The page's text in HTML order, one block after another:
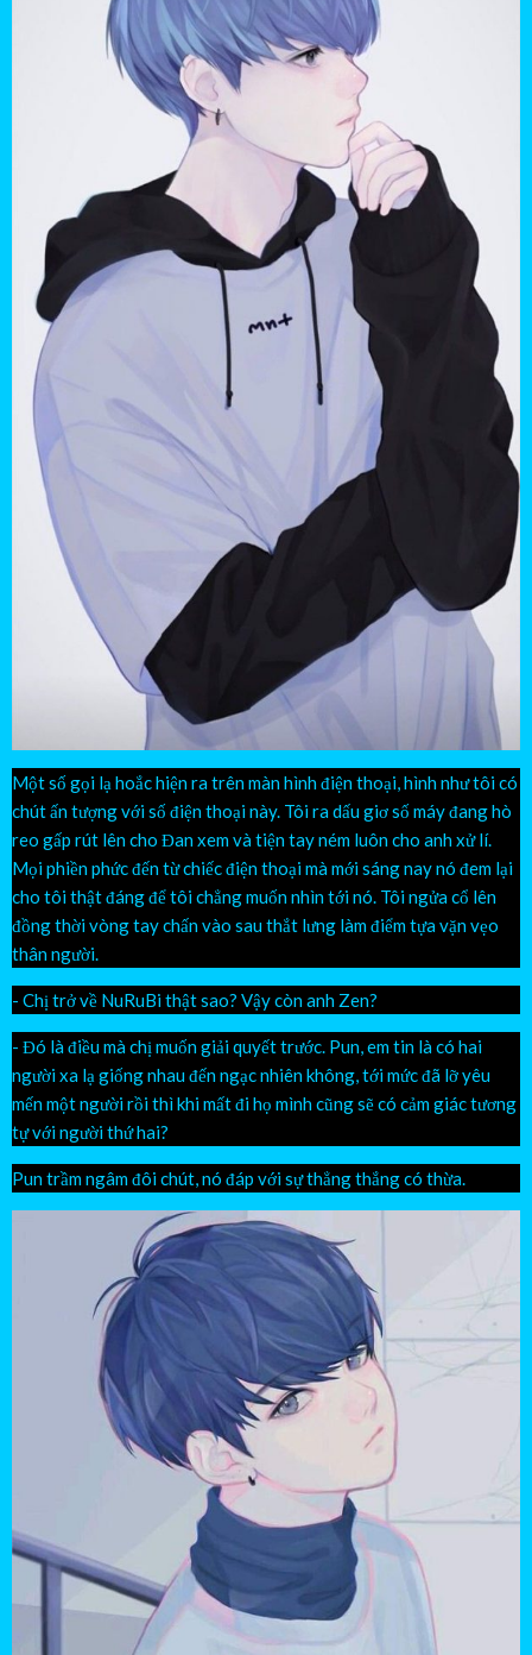
Một số gọi lạ hoắc hiện ra trên màn hình điện thoại, hình như tôi có
chút ấn tượng với số điện thoại này. Tôi ra dấu giơ số máy đang hò
reo gấp rút lên cho Đan xem và tiện tay ném luôn cho anh xử lí.
Mọi phiền phức đến từ chiếc điện thoại mà mới sáng nay nó đem lại
cho tôi thật đáng để tôi chẳng muốn nhìn tới nó. Tôi ngửa cổ lên
đồng thời vòng tay chấn vào sau thắt lưng làm điểm tựa vặn vẹo
thân người.
- Chị trở về NuRuBi thật sao? Vậy còn anh Zen?
- Đó là điều mà chị muốn giải quyết trước. Pun, em tin là có hai
người xa lạ giống nhau đến ngạc nhiên không, tới mức đã lỡ yêu
mến một người rồi thì khi mất đi họ mình cũng sẽ có cảm giác tương
tự với người thứ hai?
Pun trầm ngâm đôi chút, nó đáp với sự thẳng thắng có thừa.